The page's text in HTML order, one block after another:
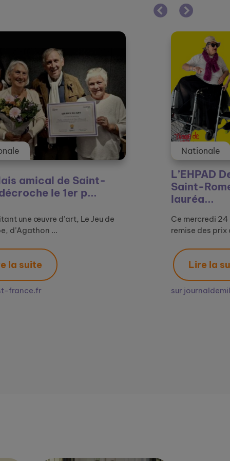
p...
Le Jeu de
Nationale
L’EHPAD Denis Affre de
Saint-Rome-de-Tarn
Ce mercredi 24 septembre avait
remise des prix de la d...
sur journaldemillau.fr